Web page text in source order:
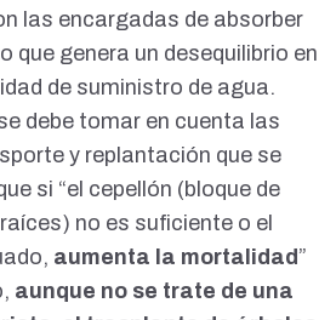
las encargadas de absorber
que genera un desequilibrio en
de suministro de agua.
debe tomar en cuenta las
y replantación que se
si “el cepellón (bloque de
no es suficiente o el
aumenta la mortalidad”
aunque no se trate de una